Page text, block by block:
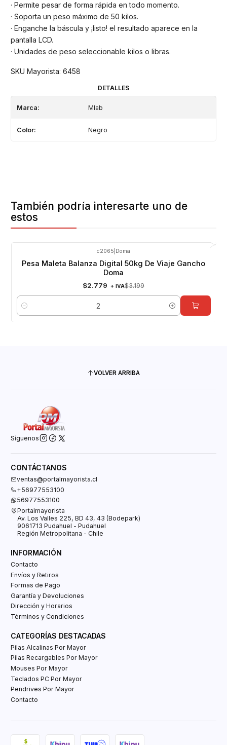
· Permite pesar de forma rápida en todo momento.
· Soporta un peso máximo de 50 kilos.
· Enganche la báscula y ¡listo! el resultado aparece en la
pantalla LCD.
· Unidades de peso seleccionable kilos o libras.
SKU Mayorista: 6458
DETALLES
Marca: Mlab
Color: Negro
También podría interesarte uno de
estos
c2065 Doma
Pesa Maleta Balanza Digital 50kg De Viaje Gancho
Doma
$2.779 + IVA$3.199
Cantidad
VOLVER ARRIBA
Síguenos
CONTÁCTANOS
ventas@portalmayorista.cl
+56977553100
56977553100
Portalmayorista
Av. Los Valles 225, BD 43, 43 (Bodepark)
9061713 Pudahuel - Pudahuel
Región Metropolitana - Chile
INFORMACIÓN
Contacto
Envíos y Retiros
Formas de Pago
Garantía y Devoluciones
Dirección y Horarios
Términos y Condiciones
CATEGORÍAS DESTACADAS
Pilas Alcalinas Por Mayor
Pilas Recargables Por Mayor
Mouses Por Mayor
Teclados PC Por Mayor
Pendrives Por Mayor
Contacto